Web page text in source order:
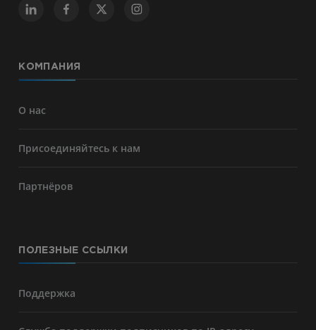
КОМПАНИЯ
О нас
Присоединяйтесь к нам
Партнёров
ПОЛЕЗНЫЕ ССЫЛКИ
Поддержка